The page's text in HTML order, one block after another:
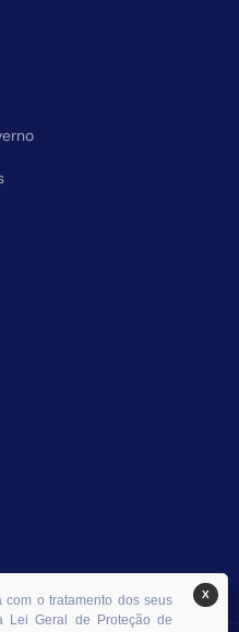
X
com o tratamento dos seus
Lei Geral de Proteção de